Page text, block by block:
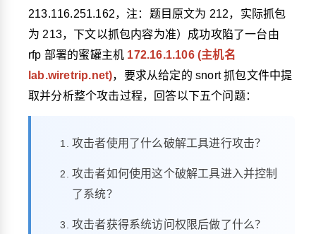
213.116.251.162，注：题目原文为 212，实际抓包
为 213，下文以抓包内容为准）成功攻陷了一台由
rfp 部署的蜜罐主机 172.16.1.106 (主机名
lab.wiretrip.net)，要求从给定的 snort 抓包文件中提
取并分析整个攻击过程，回答以下五个问题：
攻击者使用了什么破解工具进行攻击？
攻击者如何使用这个破解工具进入并控制
了系统？
攻击者获得系统访问权限后做了什么？